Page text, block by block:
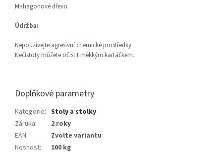
Mahagonové dřevo.
Údržba:
Nepoužívejte agresivní chemické prostředky.
Nečistoty můžete očistit měkkým kartáčkem.
Doplňkové parametry
Kategorie: Stoly a stolky
Záruka:
2 roky
EAN:
Zvolte variantu
Nosnost:
100 kg